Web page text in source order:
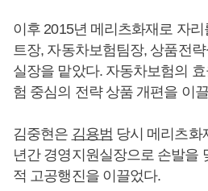
이후 2015년 메리츠화재로 자
트장, 자동차보험팀장, 상품전
실장을 맡았다. 자동차보험의
험 중심의 전략 상품 개편을 이
김중현은 김용범 당시 메리츠화
년간 경영지원실장으로 손발을
적 고공행진을 이끌었다.